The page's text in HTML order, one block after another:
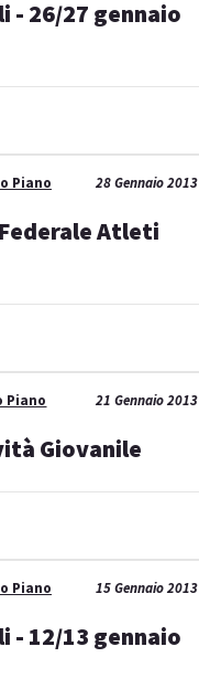
- 26/27 gennaio
28 Gennaio 2013
Piano
Atleti
21 Gennaio 2013
Piano
Giovanile
15 Gennaio 2013
Piano
- 12/13 gennaio